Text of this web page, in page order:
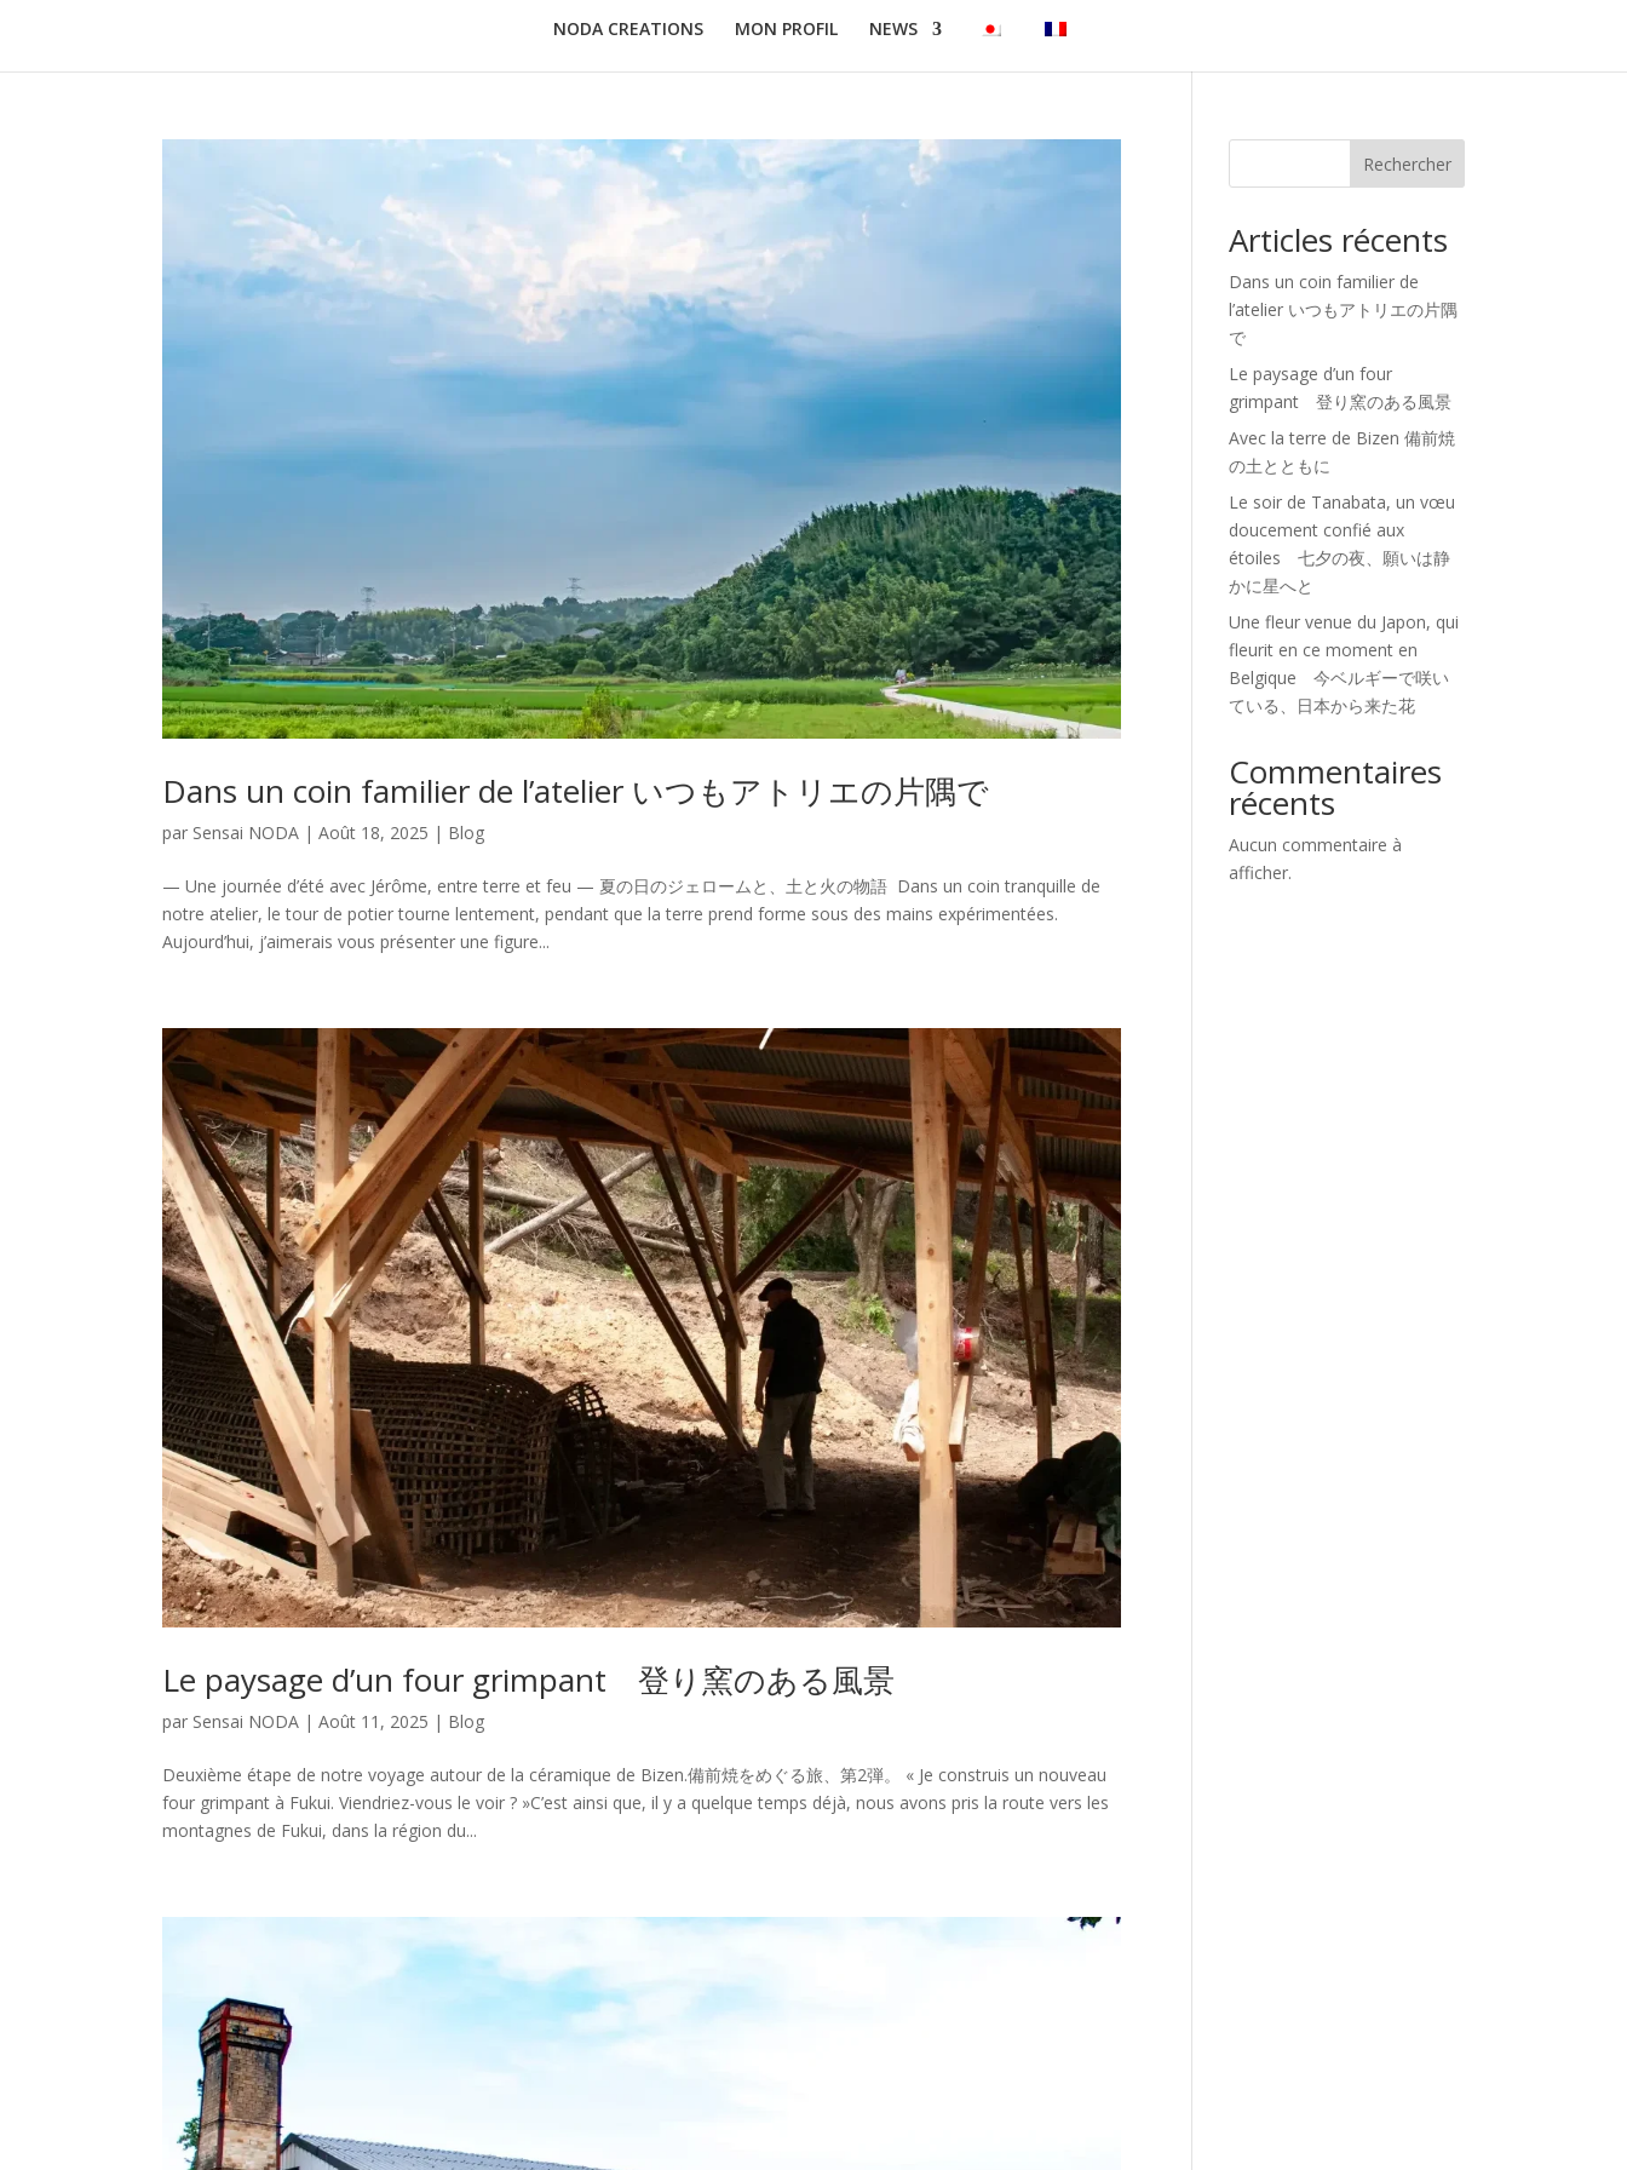
NODA CREATIONS MON PROFIL NEWS
Dans un coin familier de l’atelier いつもアトリエの片隅で
par Sensai NODA |Août 18, 2025 | Blog
— Une journée d’été avec Jérôme, entre terre et feu — 夏の日のジェロームと、土と火の物語 Dans un coin tranquille de
notre atelier, le tour de potier tourne lentement, pendant que la terre prend forme sous des mains expérimentées.
Aujourd’hui, j’aimerais vous présenter une figure...
Le paysage d’un four grimpant 登り窯のある風景
par Sensai NODA |Août 11, 2025 | Blog
Deuxième étape de notre voyage autour de la céramique de Bizen.備前焼をめぐる旅、第2弾。 « Je construis un nouveau
four grimpant à Fukui. Viendriez-vous le voir ? »C’est ainsi que, il y a quelque temps déjà, nous avons pris la route vers les
montagnes de Fukui, dans la région du...
Rechercher
Articles récents
Dans un coin familier de
l’atelier いつもアトリエの片隅
で
Le paysage d’un four
grimpant 登り窯のある風景
Avec la terre de Bizen 備前焼
の土とともに
Le soir de Tanabata, un vœu
doucement confié aux
étoiles 七夕の夜、願いは静
かに星へと
Une fleur venue du Japon, qui
fleurit en ce moment en
Belgique 今ベルギーで咲い
ている、日本から来た花
Commentaires
récents
Aucun commentaire à
afficher.